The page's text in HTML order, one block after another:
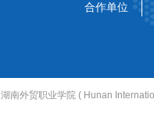
合作单位
湖南外贸职业学院 ( Hunan